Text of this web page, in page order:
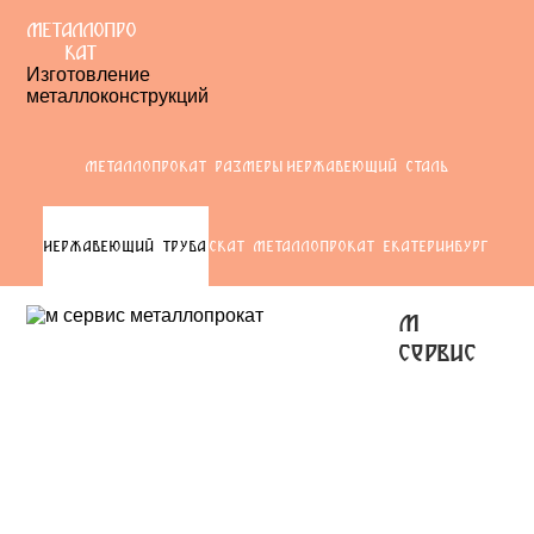
МЕТАЛЛОПРО
КАТ
Изготовление
металлоконструкций
МЕТАЛЛОПРОКАТ РАЗМЕРЫ НЕРЖАВЕЮЩИЙ СТАЛЬ
НЕРЖАВЕЮЩИЙ ТРУБА СКАТ МЕТАЛЛОПРОКАТ ЕКАТЕРИНБУРГ
м
сервис